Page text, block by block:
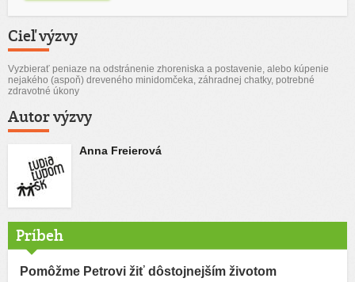
Cieľ výzvy
Vyzbierať peniaze na odstránenie zhoreniska a postavenie, alebo kúpenie
nejakého (aspoň) dreveného minidomčeka, záhradnej chatky, potrebné
zdravotné úkony
Autor výzvy
Anna Freierová
Príbeh
Pomôžme Petrovi žiť dôstojnejším životom